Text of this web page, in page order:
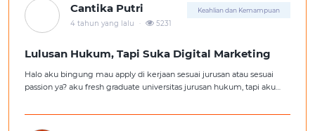
Cantika Putri Keahlian dan Kemampuan
4 tahun yang lalu . 5231
Lulusan Hukum, Tapi Suka Digital Marketing
Halo aku bingung mau apply di kerjaan sesuai jurusan atau sesuai
passion ya? aku fresh graduate universitas jurusan hukum, tapi aku
aku ambil kerjaan sesuai jurusan.